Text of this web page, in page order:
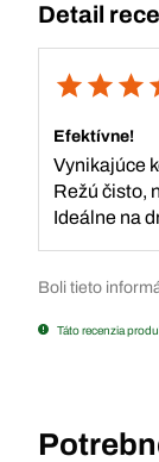
Detail
Efektívne!
Vynikajúce
Režú čisto,
Ideálne na
Boli tieto
Táto recenzia